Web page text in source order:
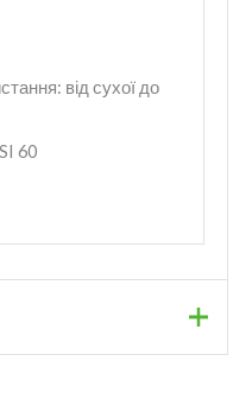
від сухої до
60